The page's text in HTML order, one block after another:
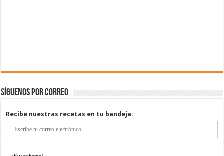
Síguenos por correo
Recibe nuestras recetas en tu bandeja: